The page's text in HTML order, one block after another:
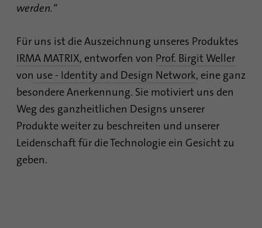
werden.“
Für uns ist die Auszeichnung unseres Produktes
IRMA MATRIX, entworfen von Prof. Birgit Weller
von use - Identity and Design Network, eine ganz
besondere Anerkennung. Sie motiviert uns den
Weg des ganzheitlichen Designs unserer
Produkte weiter zu beschreiten und unserer
Leidenschaft für die Technologie ein Gesicht zu
geben.
Name
Anbieter .linkedin.com
Laufzeit 1 Jahr
Zweck
Dieses Cookie ist eine Browserkennung.
Damit werden Geräte, die auf LinkedIn
zugreifen, eindeutig identifiziert, um so eine
missbräuchliche Verwendung der Plattform
zu erkennen.